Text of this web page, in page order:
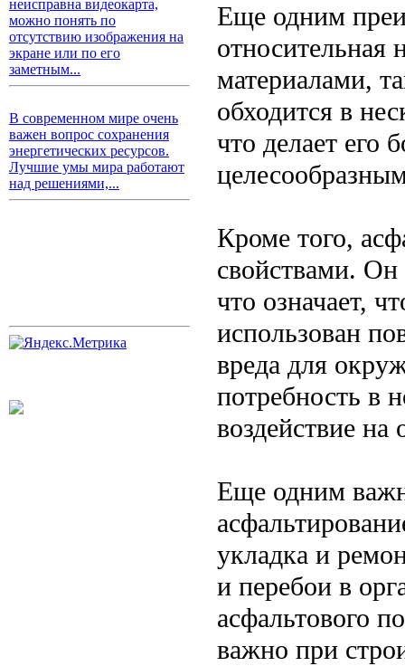
неисправна видеокарта,
можно понять по
отсутствию изображения на
экране или по его
заметным...
В современном мире очень
важен вопрос сохранения
энергетических ресурсов.
Лучшие умы мира работают
над решениями,...
Еще одним
относительная
материалами,
обходится в
что делает его
Кроме того,
свойствами. Он
что означает,
использован
вреда для
потребность в
воздействие
Еще одним
укладка и
и перебои в
асфальтового
важно при